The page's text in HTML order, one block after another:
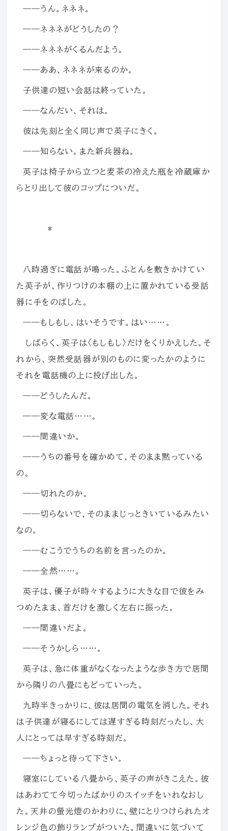
――うん。ネネネ。
――ネネネがどうしたの？
――ネネネがくるんだよう。
――ああ、ネネネが来るのか。
子供達の短い会話は終っていた。
――なんだい、それは。
彼は先刻と全く同じ声で英子にきく。
――知らない。また新兵器ね。
英子は椅子から立つと麦茶の冷えた瓶を冷蔵庫か
らとり出して彼のコップについだ。
*
八時過ぎに電話が鳴った。ふとんを敷きかけてい
た英子が、作りつけの本棚の上に置かれている受話
器に手をのばした。
――もしもし、はいそうです。はい……。
しばらく、英子は〈もしもし〉だけをくりかえした。そ
れから、突然受話器が別のものに変ったかのように
それを電話機の上に投げ出した。
――どうしたんだ。
――変な電話……。
――間違いか。
――うちの番号を確かめて、そのまま黙っている
の。
――切れたのか。
――切らないで、そのままじっときいているみたい
なの。
――むこうでうちの名前を言ったのか。
――全然……。
英子は、優子が時々するように大きな目で彼をみ
つめたまま、首だけを激しく左右に振った。
――間違いだよ。
――そうかしら……。
英子は、急に体重がなくなったような歩き方で居間
から隣りの八畳にもどっていった。
九時半きっかりに、彼は居間の電気を消した。それ
は子供達が寝るにしては遅すぎる時刻だったし、大
人にとっては早すぎる時刻だ。
――ちょっと待って下さい。
寝室にしている八畳から、英子の声がきこえた。彼
はあわてて今切ったばかりのスイッチをいれなおし
た。天井の螢光燈のかわりに、壁にとりつけられたオ
レンジ色の飾りランプがついた。間違いに気づいて